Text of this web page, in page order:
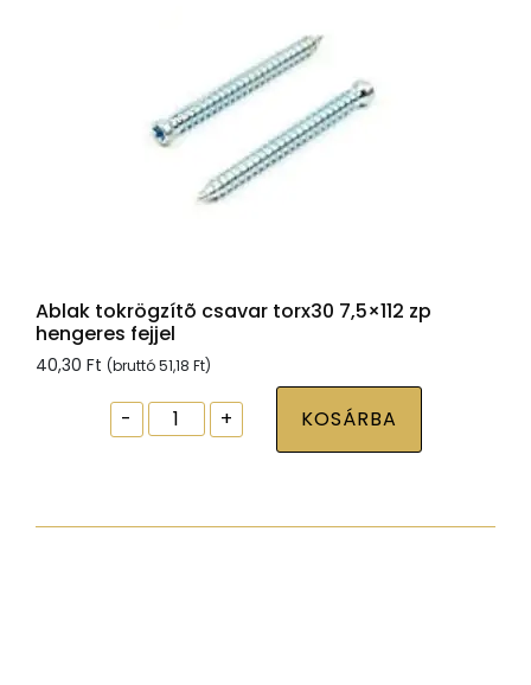
Ablak tokrögzítõ csavar torx30 7,5×112 zp
hengeres fejjel
40,30 Ft (bruttó51,18 Ft)
-
Ablak
tokrögzítõ
7,5x112
+ KOSÁRBA